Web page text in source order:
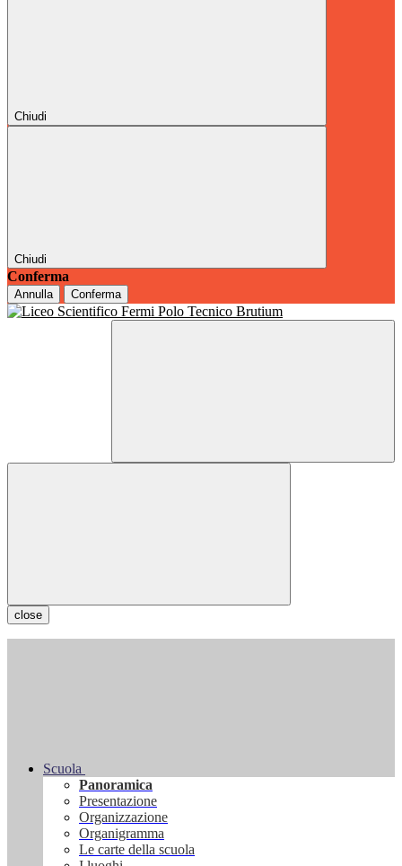
Chiudi
Chiudi
Conferma
Annulla Conferma
close
Scuola
Panoramica
Presentazione
Organizzazione
Organigramma
Le carte della scuola